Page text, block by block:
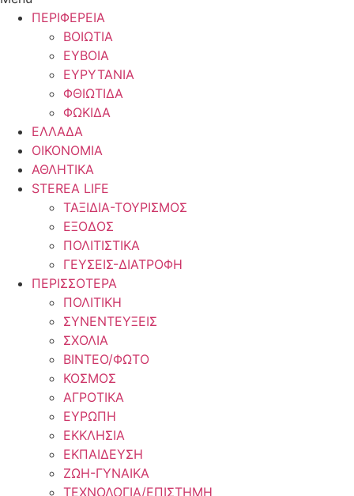
ΠΕΡΙΦΕΡΕΙΑ
ΒΟΙΩΤΙΑ
ΕΥΒΟΙΑ
ΕΥΡΥΤΑΝΙΑ
ΦΘΙΩΤΙΔΑ
ΦΩΚΙΔΑ
ΕΛΛΑΔΑ
ΟΙΚΟΝΟΜΙΑ
ΑΘΛΗΤΙΚΑ
STEREA LIFE
ΤΑΞΙΔΙΑ-ΤΟΥΡΙΣΜΟΣ
ΕΞΟΔΟΣ
ΠΟΛΙΤΙΣΤΙΚΑ
ΓΕΥΣΕΙΣ-ΔΙΑΤΡΟΦΗ
ΠΕΡΙΣΣΟΤΕΡΑ
ΠΟΛΙΤΙΚΗ
ΣΥΝΕΝΤΕΥΞΕΙΣ
ΣΧΟΛΙΑ
ΒΙΝΤΕΟ/ΦΩΤΟ
ΚΟΣΜΟΣ
ΑΓΡΟΤΙΚΑ
ΕΥΡΩΠΗ
ΕΚΚΛΗΣΙΑ
ΕΚΠΑΙΔΕΥΣΗ
ΖΩΗ-ΓΥΝΑΙΚΑ
ΤΕΧΝΟΛΟΓΙΑ/ΕΠΙΣΤΗΜΗ